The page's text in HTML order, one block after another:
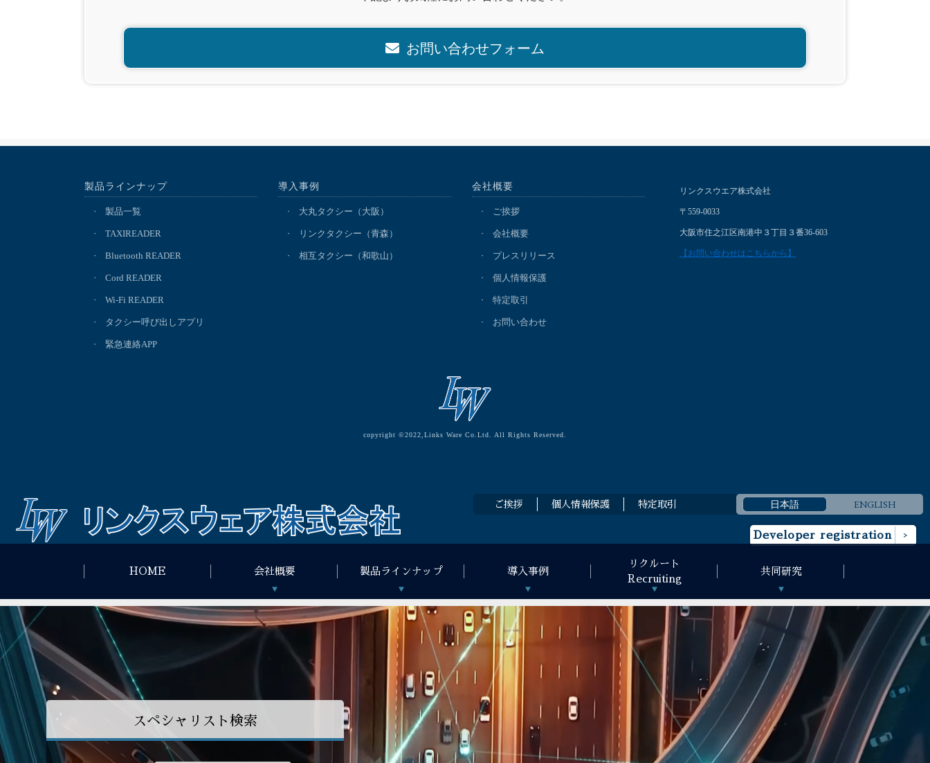
お問い合わせフォーム
製品ラインナップ
製品一覧
TAXIREADER
Bluetooth READER
Cord READER
Wi-Fi READER
タクシー呼び出しアプリ
緊急連絡APP
導入事例
大丸タクシー（大阪）
リンクタクシー（青森）
相互タクシー（和歌山）
会社概要
ご挨拶
会社概要
プレスリリース
個人情報保護
特定取引
お問い合わせ
リンクスウエア株式会社
〒559-0033
大阪市住之江区南港中３丁目３番36-603
【お問い合わせはこちらから】
copyright ©2022,Links Ware Co.Ltd. All Rights Reserved.
ご挨拶 個人情報保護 特定取引 日本語 ENGLISH
Developer registration
HOME 会社概要 製品ラインナップ 導入事例
リクルート
Recruiting
共同研究
スペシャリスト検索